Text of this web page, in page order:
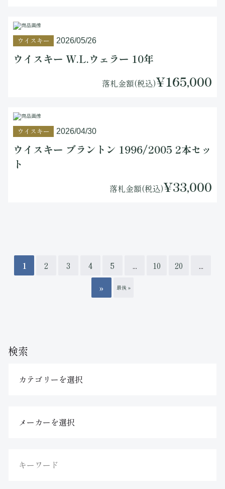
検索
ウイスキー 2026/05/26
ウイスキー W.L.ウェラー 10年
落札金額(税込)¥165,000
ウイスキー 2026/04/30
ウイスキー ブラントン 1996/2005 2本セッ
ト
落札金額(税込)¥33,000
1 2 3 4 5 ... 10 20
...
»
最後 »